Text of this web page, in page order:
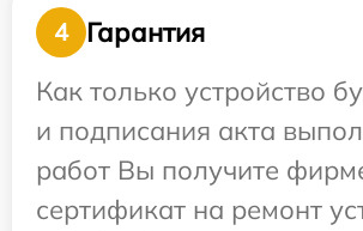
4
Гарантия
Как только устройство
и подписания акта
работ Вы получите
сертификат на ремонт